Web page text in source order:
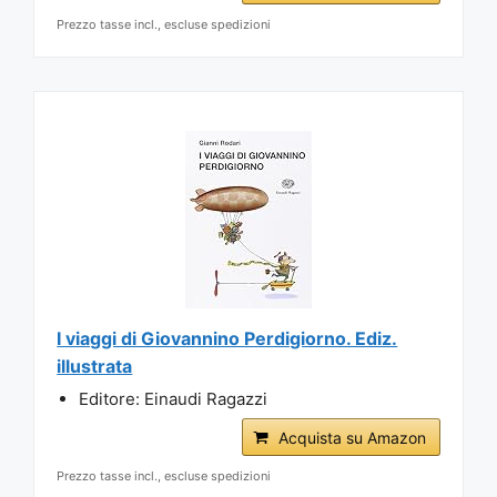
Prezzo tasse incl., escluse spedizioni
I viaggi di Giovannino Perdigiorno. Ediz.
illustrata
Editore: Einaudi Ragazzi
Acquista su Amazon
Prezzo tasse incl., escluse spedizioni